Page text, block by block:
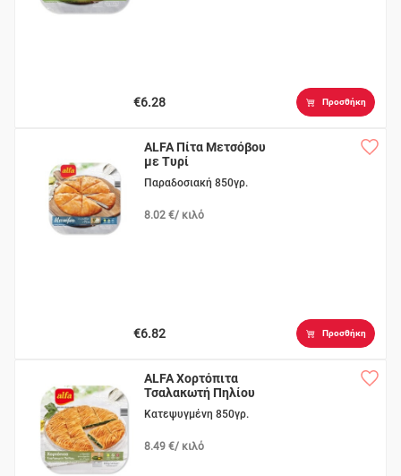
€6.28 Προσθήκη
ALFA Πίτα Μετσόβου
με Τυρί
Παραδοσιακή 850γρ.
8.02 €/ κιλό
€6.82 Προσθήκη
ALFA Χορτόπιτα
Τσαλακωτή Πηλίου
Κατεψυγμένη 850γρ.
8.49 €/ κιλό